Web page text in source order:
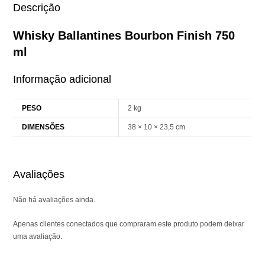
Descrição
Whisky Ballantines Bourbon Finish 750
ml
Informação adicional
PESO 2 kg
DIMENSÕES 38 × 10 × 23,5 cm
Avaliações
Não há avaliações ainda.
Apenas clientes conectados que compraram este produto podem deixar
uma avaliação.